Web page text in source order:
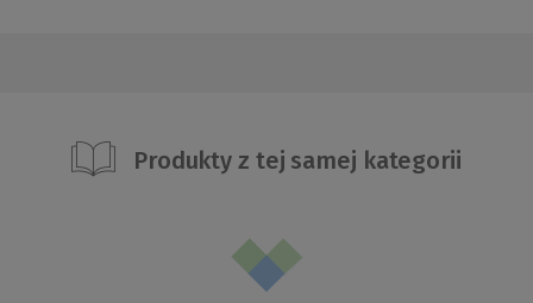
Produkty z tej samej kategorii